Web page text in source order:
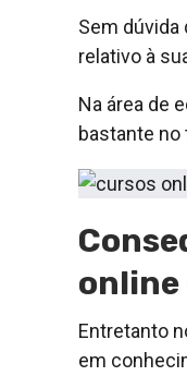
Sem
relativo à
Na área de
bastante no
Entretanto
em